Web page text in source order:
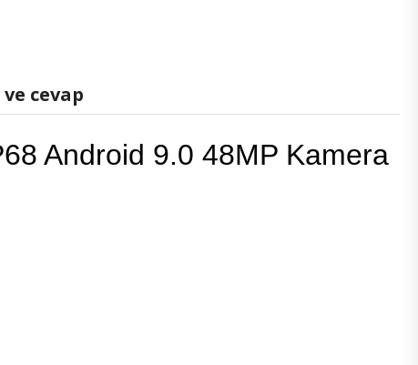
cevap
Android 9.0 48MP Kamera